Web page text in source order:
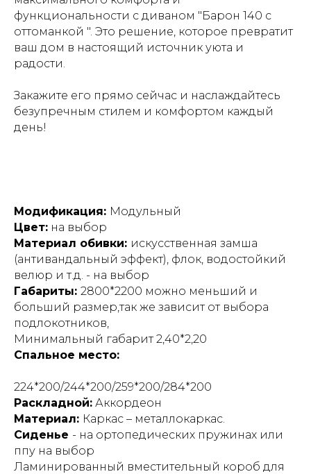
функциональности с диваном "Барон 140 с
оттоманкой ". Это решение, которое превратит
ваш дом в настоящий источник уюта и
радости.
Закажите его прямо сейчас и наслаждайтесь
безупречным стилем и комфортом каждый
день!
Модификация: Модульный
Цвет: на выбор
Материал обивки: искусственная замша
(антивандальный эффект), флок, водостойкий
велюр и т.д. - на выбор
Габариты: 2800*2200 можно меньший и
больший размер,так же зависит от выбора
подлокотников,
Минимальный габарит 2,40*2,20
Спальное место:
224*200/244*200/259*200/284*200
Раскладной: Аккордеон
Материал: Каркас – металлокаркас.
Сиденье - на ортопедических пружинах или
ппу на выбор
Ламинированный вместительный короб для